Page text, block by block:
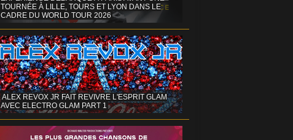
TOURNÉE À LILLE, TOURS ET LYON DANS LE
CADRE DU WORLD TOUR 2026
ALEX REVOX JR FAIT REVIVRE L'ESPRIT GLAM
AVEC ELECTRO GLAM PART 1